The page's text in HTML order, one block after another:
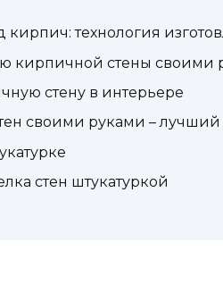
кирпич: технология
кирпичной стены своими
стену в интерьере
своими руками – лучший
стен штукатуркой